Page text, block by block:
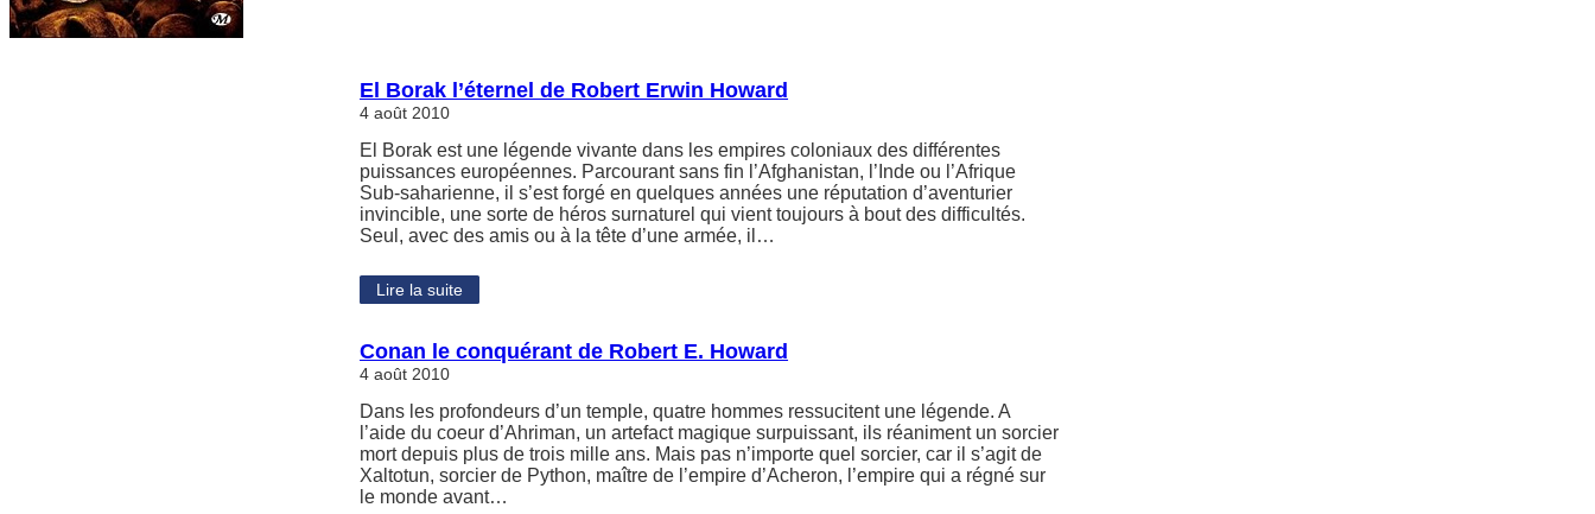
El Borak l’éternel de Robert Erwin Howard
4 août 2010
El Borak est une légende vivante dans les empires coloniaux des différentes
puissances européennes. Parcourant sans fin l’Afghanistan, l’Inde ou l’Afrique
Sub-saharienne, il s’est forgé en quelques années une réputation d’aventurier
invincible, une sorte de héros surnaturel qui vient toujours à bout des difficultés.
Seul, avec des amis ou à la tête d’une armée, il…
Lire la suite
Conan le conquérant de Robert E. Howard
4 août 2010
Dans les profondeurs d’un temple, quatre hommes ressucitent une légende. A
l’aide du coeur d’Ahriman, un artefact magique surpuissant, ils réaniment un sorcier
mort depuis plus de trois mille ans. Mais pas n’importe quel sorcier, car il s’agit de
Xaltotun, sorcier de Python, maître de l’empire d’Acheron, l’empire qui a régné sur
le monde avant…